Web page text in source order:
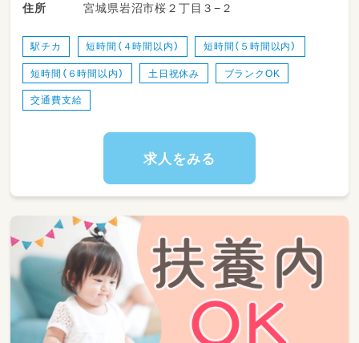
住所
宮城県岩沼市桜２丁目３−２
駅チカ 短時間（４時間以内） 短時間（５時間以内）
短時間（６時間以内） 土日祝休み ブランクOK
交通費支給
求人をみる